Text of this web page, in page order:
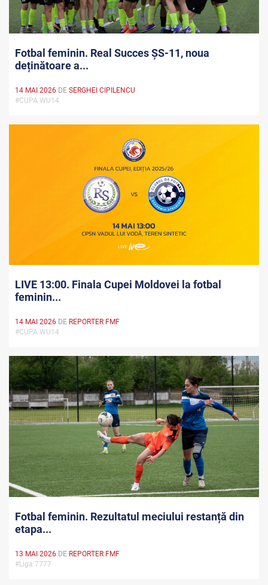
Fotbal feminin. Real Succes ȘS-11, noua
deținătoare a...
14 MAI 2026 DE SERGHEI CIPILENCU
#CUPA WU14
LIVE 13:00. Finala Cupei Moldovei la fotbal
feminin...
14 MAI 2026 DE REPORTER FMF
#CUPA WU14
Fotbal feminin. Rezultatul meciului restanță din
etapa...
13 MAI 2026 DE REPORTER FMF
#Liga 7777